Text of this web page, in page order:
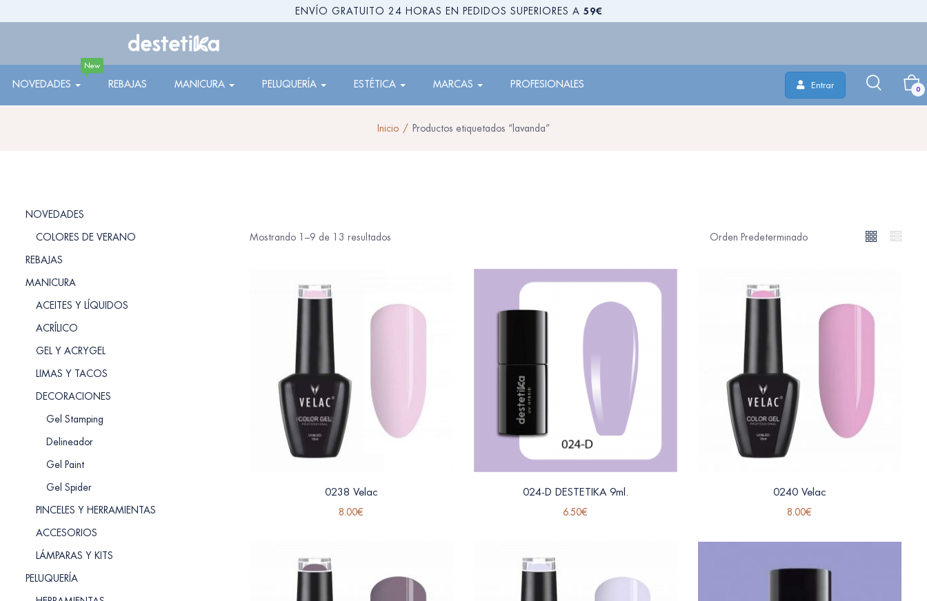
ENVÍO GRATUITO 24 HORAS EN PEDIDOS SUPERIORES A 59€
NOVEDADES
New
REBAJAS MANICURA PELUQUERÍA ESTÉTICA MARCAS PROFESIONALES Entrar 0
Inicio Productos etiquetados “lavanda”
NOVEDADES
COLORES DE VERANO
REBAJAS
MANICURA
ACEITES Y LÍQUIDOS
ACRÍLICO
GEL Y ACRYGEL
LIMAS Y TACOS
DECORACIONES
Gel Stamping
Delineador
Gel Paint
Gel Spider
PINCELES Y HERRAMIENTAS
ACCESORIOS
LÁMPARAS Y KITS
PELUQUERÍA
Mostrando 1–9 de 13 resultados
0238 Velac
8.00€
024-D DESTETIKA 9ml.
6.50€
0240 Velac
8.00€